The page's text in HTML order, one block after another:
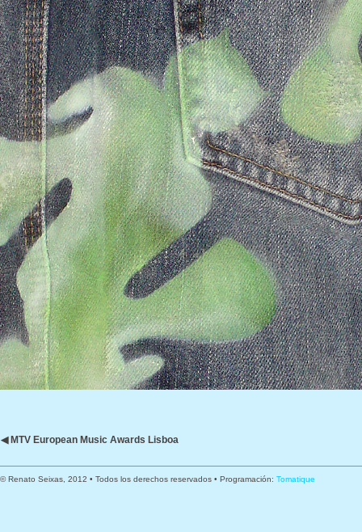
◀ MTV European Music Awards Lisboa
© Renato Seixas, 2012 • Todos los derechos reservados • Programación: Tomatique